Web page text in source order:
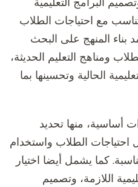
مع احتياجات الطلاب
بناء المنهج على البحث
ومناهج التعليم الحديثة،
الحالية وتحسينها بما
أساسية، منها تحديد
احتياجات الطلاب واستخدام
كما يشمل أيضا اختيار
اللازمة، وتصميم